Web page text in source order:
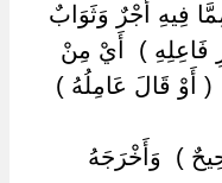
فِيهِ أَجْرٌ وَثَوَابٌ
فَاعِلِهِ ) ‏ ‏أَيْ مِنْ
قَالَ عَامِلُهُ )
) ‏ ‏وَأَخْرَجَهُ